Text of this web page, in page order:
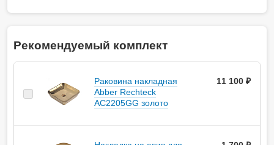
Рекомендуемый комплект
Раковина накладная
Abber Rechteck
AC2205GG золото
11 100 ₽